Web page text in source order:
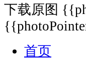
下载原图
首页